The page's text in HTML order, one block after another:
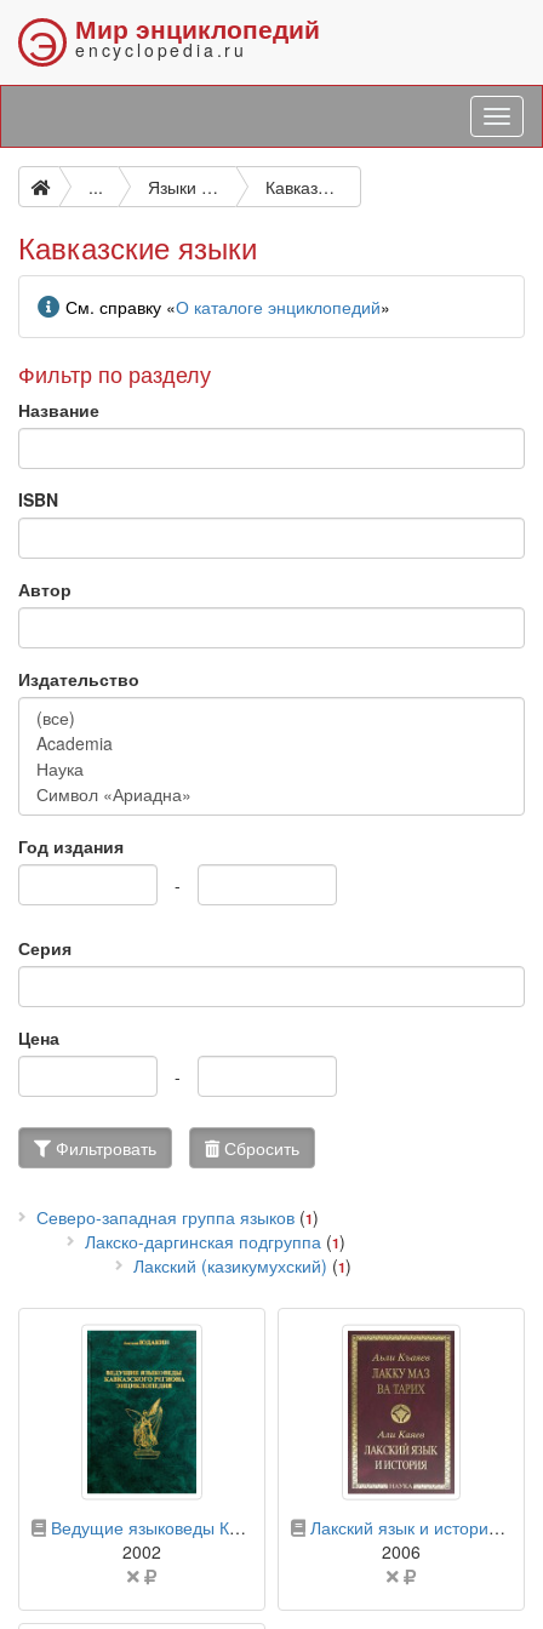
Э Мир энциклопедий
encyclopedia.ru
... Языки естественные и искусственные Кавказские языки
Кавказские языки
Информация
См. справку «О каталоге энциклопедий»
Фильтр по разделу
Название
ISBN
Автор
Издательство
Год издания
-
Серия
Цена
-
Фильтровать Сбросить
Северо-западная группа языков (1)
Лакско-даргинская подгруппа (1)
Лакский (казикумухский) (1)
бумажная книга
Ведущие языковеды Кавказского региона: энциклопедия
2002
Цена
указана
бумажная книга
Лакский язык и история: энциклопедический словарь
2006
Цена